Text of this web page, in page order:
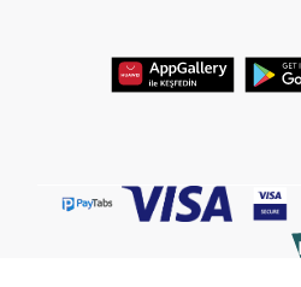
برفانات حريمى
جينز رجالي